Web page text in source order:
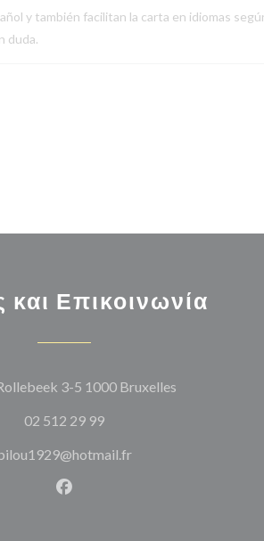
y también facilitan la carta en idiomas
duda.
και Επικοινωνία
3-5 1000 Bruxelles
02 512 29 99
Facebook ((ανοίγει σε νέο